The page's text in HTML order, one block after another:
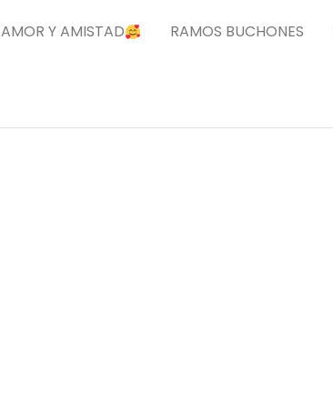
AMOR Y AMISTAD RAMOS BUCHONES